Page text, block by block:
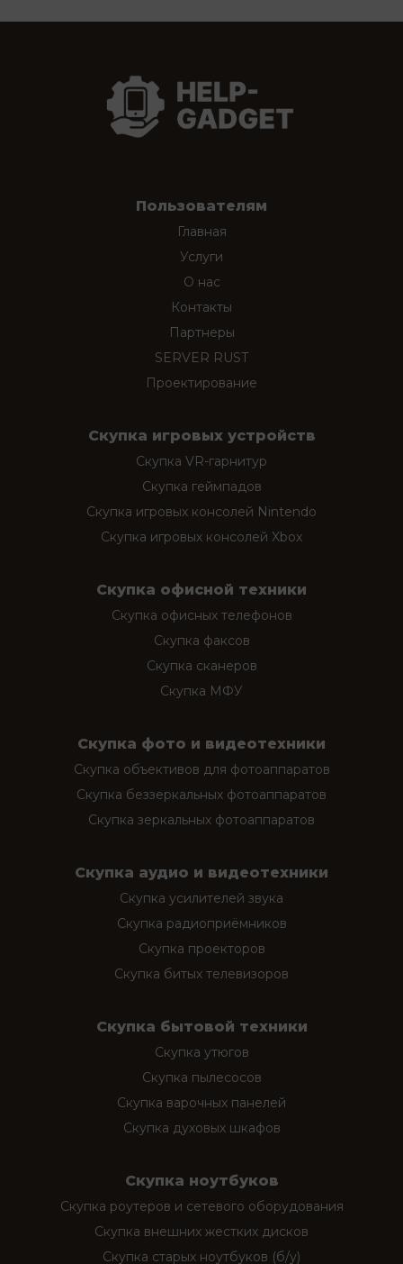
Пользователям
Главная
Услуги
О нас
Контакты
Партнеры
SERVER RUST
Проектирование
Скупка игровых устройств
Скупка VR-гарнитур
Скупка геймпадов
Скупка игровых консолей Nintendo
Скупка игровых консолей Xbox
Скупка офисной техники
Скупка офисных телефонов
Скупка факсов
Скупка сканеров
Скупка МФУ
Скупка фото и видеотехники
Скупка объективов для фотоаппаратов
Скупка беззеркальных фотоаппаратов
Скупка зеркальных фотоаппаратов
Скупка аудио и видеотехники
Скупка усилителей звука
Скупка радиоприёмников
Скупка проекторов
Скупка битых телевизоров
Скупка бытовой техники
Скупка утюгов
Скупка пылесосов
Скупка варочных панелей
Скупка духовых шкафов
Скупка ноутбуков
Скупка роутеров и сетевого оборудования
Скупка внешних жестких дисков
Скупка старых ноутбуков (б/у)